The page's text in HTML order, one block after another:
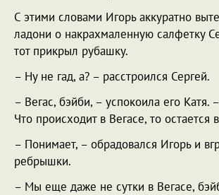
С этими словами Игорь аккуратно
ладони о накрахмаленную салфетку
тот прикрыл рубашку.
– Ну не гад, а? – расстроился Сергей.
– Вегас, бэйби, – успокоила его Катя.
Что происходит в Вегасе, то остается
– Понимает, – обрадовался Игорь и
ребрышки.
– Мы еще даже не сутки в Вегасе,